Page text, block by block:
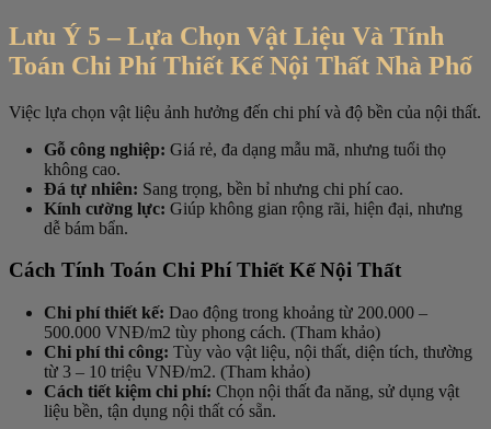
Lưu Ý 5 – Lựa Chọn Vật Liệu Và Tính
Toán Chi Phí Thiết Kế Nội Thất Nhà Phố
Việc lựa chọn vật liệu ảnh hưởng đến chi phí và độ bền của nội thất.
Gỗ công nghiệp: Giá rẻ, đa dạng mẫu mã, nhưng tuổi thọ
không cao.
Đá tự nhiên: Sang trọng, bền bỉ nhưng chi phí cao.
Kính cường lực: Giúp không gian rộng rãi, hiện đại, nhưng
dễ bám bẩn.
Cách Tính Toán Chi Phí Thiết Kế Nội Thất
Chi phí thiết kế: Dao động trong khoảng từ 200.000 –
500.000 VNĐ/m2 tùy phong cách. (Tham khảo)
Chi phí thi công: Tùy vào vật liệu, nội thất, diện tích, thường
từ 3 – 10 triệu VNĐ/m2. (Tham khảo)
Cách tiết kiệm chi phí: Chọn nội thất đa năng, sử dụng vật
liệu bền, tận dụng nội thất có sẵn.